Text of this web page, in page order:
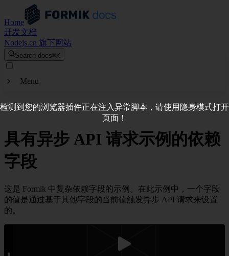
Home
开发文档
Nodejs.cn 旗下网站
Search docs⌘K
Menu
文档
入门
教程
资源
第 3 方绑定
具有异步 API 请求示例的依赖
字段
这是 Formik 中复杂依赖字段的示例。在此示例中，一个字段
的值是通过基于其他字段的当前值触发异步 API 请求来设置
的。
检测到您的浏览器插件正在注入异常脚本，请使用隐身模式打开
页面！